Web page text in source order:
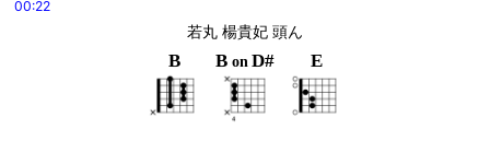
00:22
若丸 楊貴妃 頭ん
B B on D# E